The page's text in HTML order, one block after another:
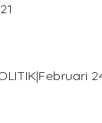
|Februari